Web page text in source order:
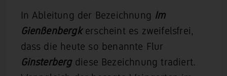
In Ableitung der Bezeichnung Im
Gienßenbergk erscheint es zweifelsfrei,
dass die heute so benannte Flur
Ginsterbergdiese Bezeichnung tradiert.